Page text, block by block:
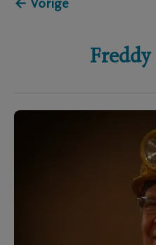
← Vorige
Freddy